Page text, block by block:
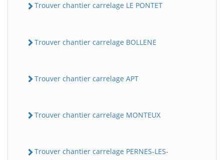
Trouver chantier carrelage LE PONTET
Trouver chantier carrelage BOLLENE
Trouver chantier carrelage APT
Trouver chantier carrelage MONTEUX
Trouver chantier carrelage PERNES-LES-